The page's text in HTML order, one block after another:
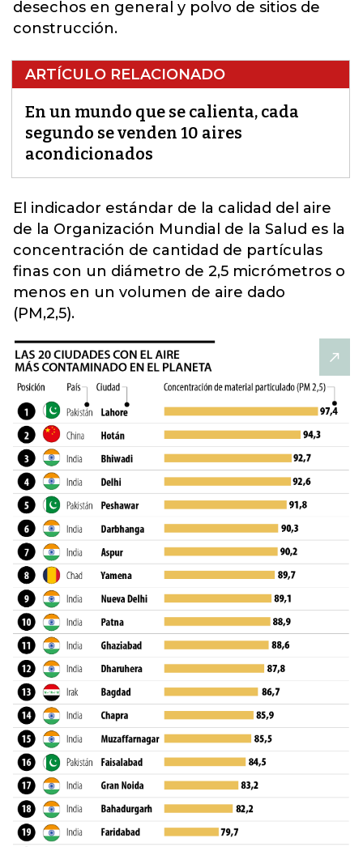
desechos en general y polvo de sitios de
construcción.
ARTÍCULO RELACIONADO
En un mundo que se calienta, cada
segundo se venden 10 aires
acondicionados
El indicador estándar de la calidad del aire
de la Organización Mundial de la Salud es la
concentración de cantidad de partículas
finas con un diámetro de 2,5 micrómetros o
menos en un volumen de aire dado
(PM,2,5).